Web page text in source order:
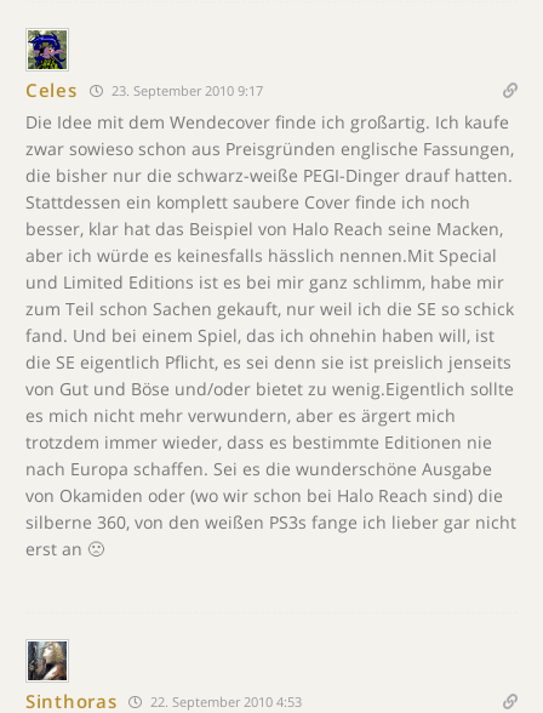
Celes 23. September 2010 9:17
Die Idee mit dem Wendecover finde ich großartig. Ich kaufe
zwar sowieso schon aus Preisgründen englische Fassungen,
die bisher nur die schwarz-weiße PEGI-Dinger drauf hatten.
Stattdessen ein komplett saubere Cover finde ich noch
besser, klar hat das Beispiel von Halo Reach seine Macken,
aber ich würde es keinesfalls hässlich nennen.Mit Special
und Limited Editions ist es bei mir ganz schlimm, habe mir
zum Teil schon Sachen gekauft, nur weil ich die SE so schick
fand. Und bei einem Spiel, das ich ohnehin haben will, ist
die SE eigentlich Pflicht, es sei denn sie ist preislich jenseits
von Gut und Böse und/oder bietet zu wenig.Eigentlich sollte
es mich nicht mehr verwundern, aber es ärgert mich
trotzdem immer wieder, dass es bestimmte Editionen nie
nach Europa schaffen. Sei es die wunderschöne Ausgabe
von Okamiden oder (wo wir schon bei Halo Reach sind) die
silberne 360, von den weißen PS3s fange ich lieber gar nicht
erst an 🙁
Sinthoras 22. September 2010 4:53